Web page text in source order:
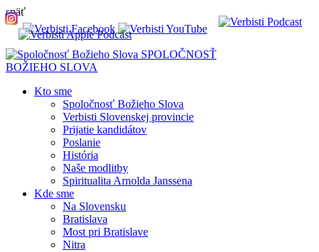
späť
SPOLOČNOSŤ
BOŽIEHO SLOVA
Kto sme
Spoločnosť Božieho Slova
Verbisti Slovenskej provincie
Prijatie kandidátov
Poslanie
História
Naše modlitby
Spiritualita Arnolda Janssena
Kde sme
Na Slovensku
Bratislava
Most pri Bratislave
Nitra